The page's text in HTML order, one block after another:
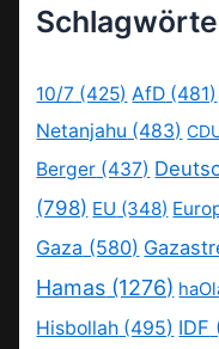
10/7 (425) AfD (481)
Netanjahu (483)
Berger (437)
(798) EU (348)
Gaza (580)
Hamas (1276)
Hisbollah (495) IDF